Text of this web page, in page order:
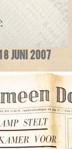
JUNI 2007